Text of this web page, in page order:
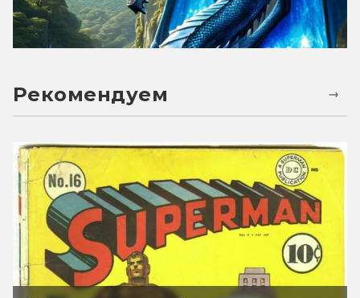
Рекомендуем